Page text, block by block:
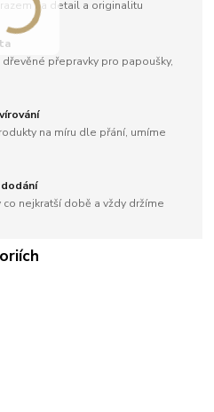
na detail a originalitu
přepravky pro papoušky,
na míru dle přání, umíme
co nejkratší době a vždy držíme